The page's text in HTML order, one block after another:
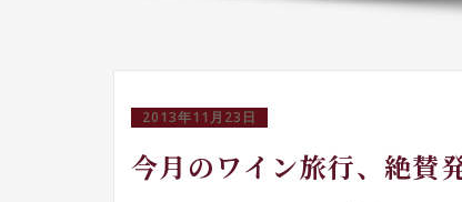
2013年11月23日
今月のワイン旅行、絶賛